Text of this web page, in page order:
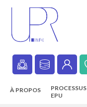
content
Secondary
navigation
À PROPOS
PROCESSUS
EPU